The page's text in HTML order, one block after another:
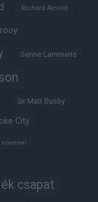
Richard Arnold
Senne Lammens
Sir Matt Busby
City
szemmel
csapat